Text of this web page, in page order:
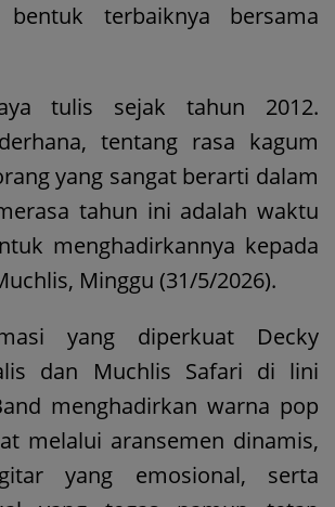
bentuk terbaiknya bersama
tulis sejak tahun 2012.
tentang rasa kagum
yang sangat berarti dalam
tahun ini adalah waktu
menghadirkannya kepada
Minggu (31/5/2026).
yang diperkuat Decky
dan Muchlis Safari di lini
menghadirkan warna pop
melalui aransemen dinamis,
yang emosional, serta